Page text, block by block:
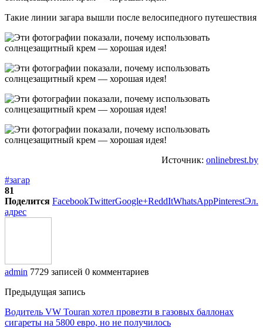
Такие линии загара вышли после велосипедного путешествия
Источник: onlinebrest.by
#загар
81
Поделится FacebookTwitterGoogle+ReddItWhatsAppPinterestЭл.
адрес
admin 7729 записей 0 комментариев
Предыдущая запись
Водитель VW Touran хотел провезти в газовых баллонах
сигареты на 5800 евро, но не получилось